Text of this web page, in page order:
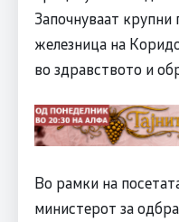
Започнуваат крупни
железница на
во здравството и
Во рамки на
министерот за